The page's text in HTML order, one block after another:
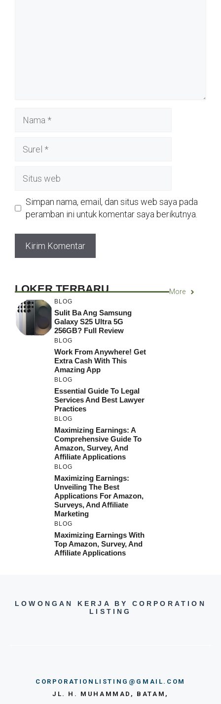
web
Simpan nama, email, dan situs web saya pada
peramban ini untuk komentar saya berikutnya.
LOKER TERBARU More
BLOG
Sulit Ba Ang Samsung
Galaxy S25 Ultra 5G
256GB? Full Review
BLOG
Work From Anywhere! Get
Extra Cash With This
Amazing App
BLOG
Essential Guide To Legal
Services And Best Lawyer
Practices
BLOG
Maximizing Earnings: A
Comprehensive Guide To
Amazon, Survey, And
Affiliate Applications
BLOG
Maximizing Earnings:
Unveiling The Best
Applications For Amazon,
Surveys, And Affiliate
Marketing
BLOG
Maximizing Earnings With
Top Amazon, Survey, And
Affiliate Applications
LOWONGAN KERJA BY CORPORATION
LISTING
CORPORATIONLISTING@GMAIL.COM
JL. H. MUHAMMAD, BATAM,